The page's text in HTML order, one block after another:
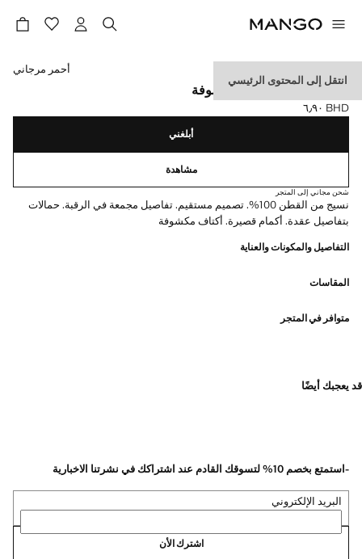
انتقل إلى المحتوى الرئيسي
تيشيرت قطن بأكتاف مكشوفة
السعر الحالي [BHD ٦٫٩٠ ]
BHD ٦٫٩٠
حدد اللون
أحمر مرجاني
أبلغني
مشاهدة
شحن مجاني إلى المتجر
نسيج من القطن 100%. تصميم مستقيم. تفاصيل مجمعة في الرقبة. حمالات
بتفاصيل عقدة. أكمام قصيرة. أكتاف مكشوفة
التفاصيل والمكونات والعناية
المقاسات
متوافر في المتجر
قد يعجبك أيضًا
-استمتع بخصم 10% لتسوقك القادم عند اشتراكك في نشرتنا الاخبارية
البريد الإلكتروني
اشترك الأن